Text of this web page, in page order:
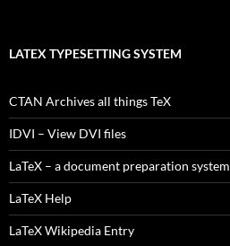
LATEX TYPESETTING SYSTEM
CTAN Archives all things TeX
IDVI – View DVI files
LaTeX – a document preparation system
LaTeX Help
LaTeX Wikipedia Entry